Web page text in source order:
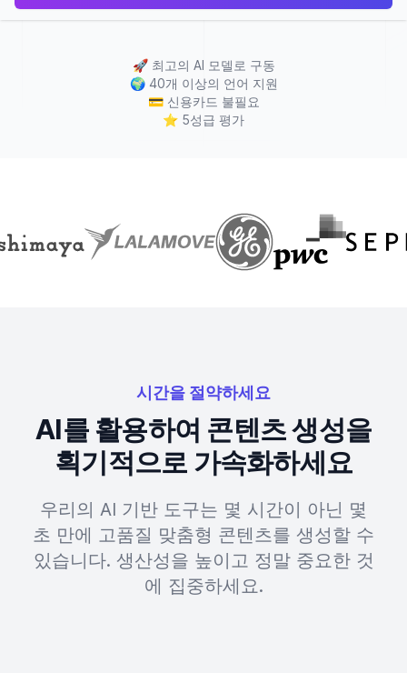
🚀 최고의 AI 모델로 구동
🌍 40개 이상의 언어 지원
💳 신용카드 불필요
⭐ 5성급 평가
시간을 절약하세요
AI를 활용하여 콘텐츠 생성을
획기적으로 가속화하세요
우리의 AI 기반 도구는 몇 시간이 아닌 몇
초 만에 고품질 맞춤형 콘텐츠를 생성할 수
있습니다. 생산성을 높이고 정말 중요한 것
에 집중하세요.